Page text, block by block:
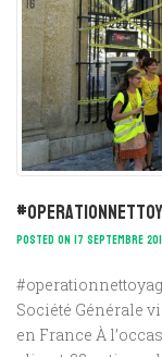
POSTED ON 17 SEPTEMBRE
Société Générale
en France À